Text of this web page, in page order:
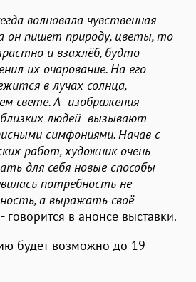
волновала чувственная
он пишет природу, цветы, то
и взахлёб, будто
их очарование. На его
в лучах солнца,
свете. А изображения
людей вызывают
симфониями. Начав с
работ, художник очень
для себя новые способы
потребность не
а выражать своё
- говорится в анонсе выставки.
будет возможно до 19